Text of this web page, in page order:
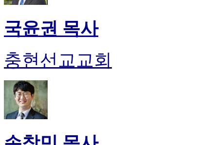
국윤권 목사
충현선교교회